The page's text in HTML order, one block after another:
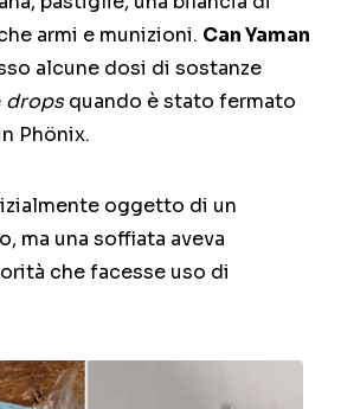
armi e munizioni. Can Yaman
alcune dosi di sostanze
dropsquando è stato fermato
Phönix.
oggetto di un
ma una soffiata aveva
che facesse uso di